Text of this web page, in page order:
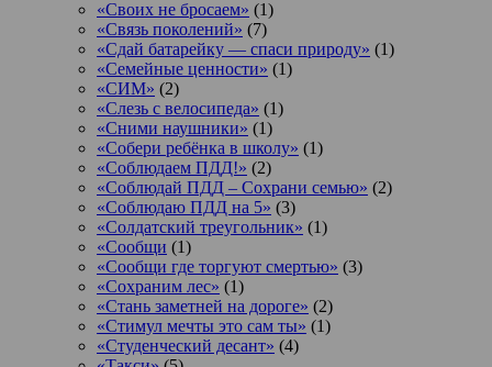
«Своих не бросаем» (1)
«Связь поколений» (7)
«Сдай батарейку — спаси природу» (1)
«Семейные ценности» (1)
«СИМ» (2)
«Слезь с велосипеда» (1)
«Сними наушники» (1)
«Собери ребёнка в школу» (1)
«Соблюдаем ПДД!» (2)
«Соблюдай ПДД – Сохрани семью» (2)
«Соблюдаю ПДД на 5» (3)
«Солдатский треугольник» (1)
«Сообщи (1)
«Сообщи где торгуют смертью» (3)
«Сохраним лес» (1)
«Стань заметней на дороге» (2)
«Стимул мечты это сам ты» (1)
«Студенческий десант» (4)